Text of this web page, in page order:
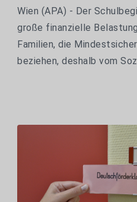
Wien (APA) - Der
große finanzielle
Familien, die
beziehen, deshalb vom
Unterstützung für den